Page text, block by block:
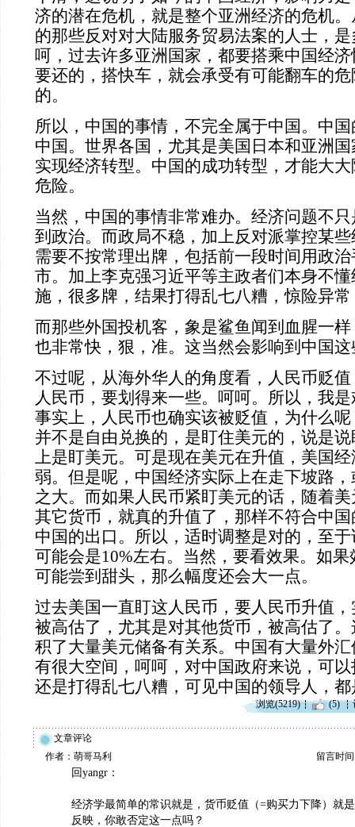
济的潜在危机，就是整个亚洲经济的危机
的那些反对对大陆服务贸易法案的人士，
呵，过去许多亚洲国家，都要搭乘中国经
要还的，搭快车，就会承受有可能翻车的
的。
所以，中国的事情，不完全属于中国。中
中国。世界各国，尤其是美国日本和亚洲
实现经济转型。中国的成功转型，才能大
危险。
当然，中国的事情非常难办。经济问题不
到政治。而政局不稳，加上反对派掌控某
需要不按常理出牌，包括前一段时间用政
市。加上李克强习近平等主政者们本身不
施，很多牌，结果打得乱七八糟，惊险异
而那些外国投机客，象是鲨鱼闻到血腥一
也非常快，狠，准。这当然会影响到中国
不过呢，从海外华人的角度看，人民币贬
人民币，要划得来一些。呵呵。所以，我
事实上，人民币也确实该被贬值，为什么
并不是自由兑换的，是盯住美元的，说是
上是盯美元。可是现在美元在升值，美国
弱。但是呢，中国经济实际上在走下坡路
之大。而如果人民币紧盯美元的话，随着
其它货币，就真的升值了，那样不符合中
中国的出口。所以，适时调整是对的，至
可能会是10%左右。当然，要看效果。如
可能尝到甜头，那么幅度还会大一点。
过去美国一直盯这人民币，要人民币升值
被高估了，尤其是对其他货币，被高估了
积了大量美元储备有关系。中国有大量外
有很大空间，呵呵，对中国政府来说，可
还是打得乱七八糟，可见中国的领导人，
浏览(5219) (5)
文章评论
作者：萌哥马利
留言时间
回yangr：
经济学最简单的常识就是，货币贬值（=购买力下降）就
反映，你敢否定这一点吗？